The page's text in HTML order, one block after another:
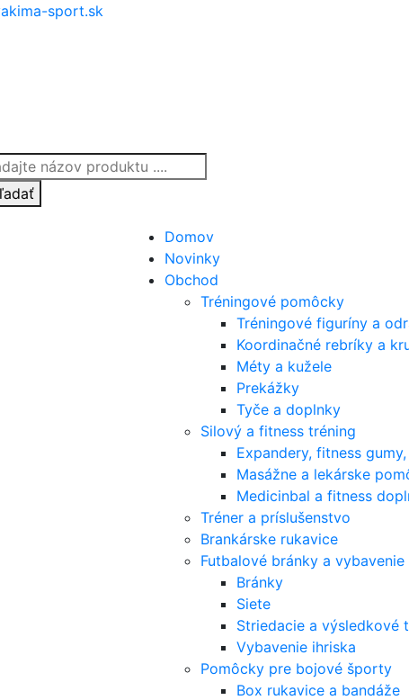
sport.sk
Domov
Novinky
Obchod
Tréningové pomôcky
Tréningové figuríny a
Koordinačné rebríky a
Méty a kužele
Prekážky
Tyče a doplnky
Silový a fitness tréning
Expandery, fitness
Masážne a lekárske
Medicinbal a fitness
Tréner a príslušenstvo
Brankárske rukavice
Futbalové bránky a vybavenie
Bránky
Siete
Striedacie a výsledkové
Vybavenie ihriska
Pomôcky pre bojové športy
Box rukavice a bandáže